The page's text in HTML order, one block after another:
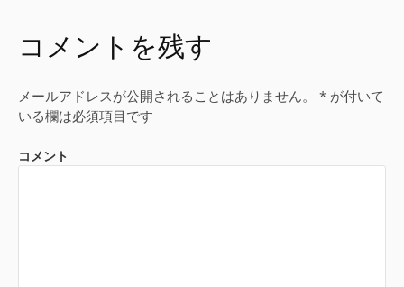
コメントを残す
メールアドレスが公開されることはありません。 * が付いて
いる欄は必須項目です
コメント